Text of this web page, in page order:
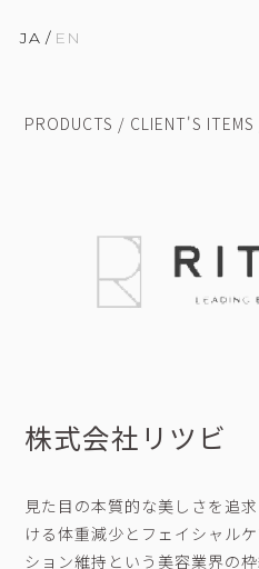
JA / EN
PRODUCTS / CLIENT'S
株式会社リツビ
見た目の本質的な美しさを追
ける体重減少とフェイシャル
ション維持という美容業界の